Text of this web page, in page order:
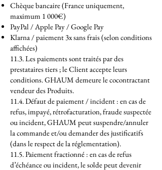
Chèque bancaire (France uniquement,
maximum 1 000€)
PayPal / Apple Pay / Google Pay
Klarna / paiement 3x sans frais (selon conditions
affichées)
11.3. Les paiements sont traités par des
prestataires tiers ; le Client accepte leurs
conditions. GHAUM demeure le cocontractant
vendeur des Produits.
11.4. Défaut de paiement / incident : en cas de
refus, impayé, rétrofacturation, fraude suspectée
ou incident, GHAUM peut suspendre/annuler
la commande et/ou demander des justificatifs
(dans le respect de la réglementation).
11.5. Paiement fractionné : en cas de refus
d’échéance ou incident, le solde peut devenir